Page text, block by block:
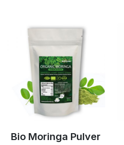
Bio Moringa Pulver